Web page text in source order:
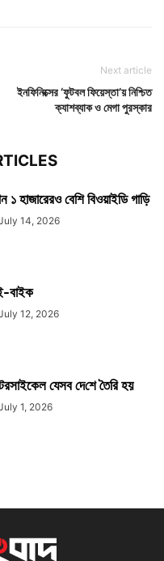
Next article
ইনফিনিক্সের ‘ফুটবল ফিয়েস্তা’য় নিশ্চিত
ক্যাশব্যাক ও মেগা পুরস্কার
১ হাজারেরও বেশি বিওয়াইডি গাড়ি
14, 2026
বাইক
12, 2026
যেসব দে‌শে তৈ‌রি হয়
1, 2026